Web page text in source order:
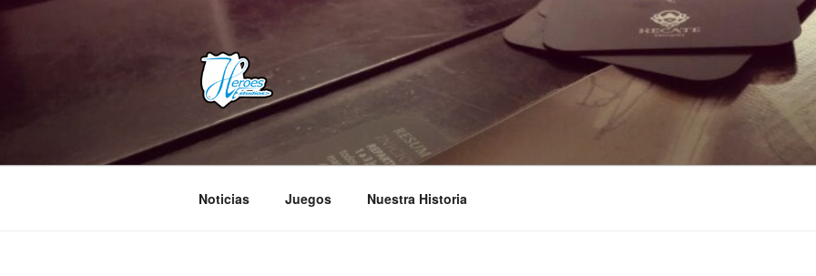
Saltar
HEROES ESTUDIOS
– Comunidad Creativa –
Noticias Juegos Nuestra Historia